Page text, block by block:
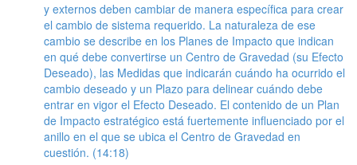
y externos deben cambiar de manera específica para crear
el cambio de sistema requerido. La naturaleza de ese
cambio se describe en los Planes de Impacto que indican
en qué debe convertirse un Centro de Gravedad (su Efecto
Deseado), las Medidas que indicarán cuándo ha ocurrido el
cambio deseado y un Plazo para delinear cuándo debe
entrar en vigor el Efecto Deseado. El contenido de un Plan
de Impacto estratégico está fuertemente influenciado por el
anillo en el que se ubica el Centro de Gravedad en
cuestión. (14:18)